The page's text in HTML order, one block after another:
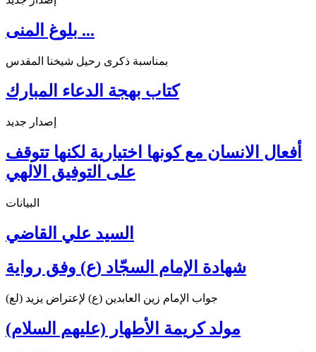
بلوغ المنى ...
بمناسبة ذكرى رحيل شيخنا المقدس
كتاب بهجة الدعاء المبارك
إصدار جديد
أفعال الانسان مع كونها اختيارية لكنها تتوقف
على التوفيق الالهي
البيانات
السيد علي القاضي
شهادة الإمام السجّاد (ع) وفق رواية
جواب الإمام زين العابدين (ع) لإعتراض يزيد (لع)
مولد كريمة الأطهار (عليهم السلام)